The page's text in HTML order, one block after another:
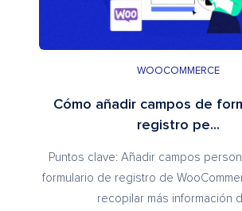
WOOCOMMERCE
Cómo añadir campos de
registro pe...
Puntos clave: Añadir campos
formulario de registro de
recopilar más información